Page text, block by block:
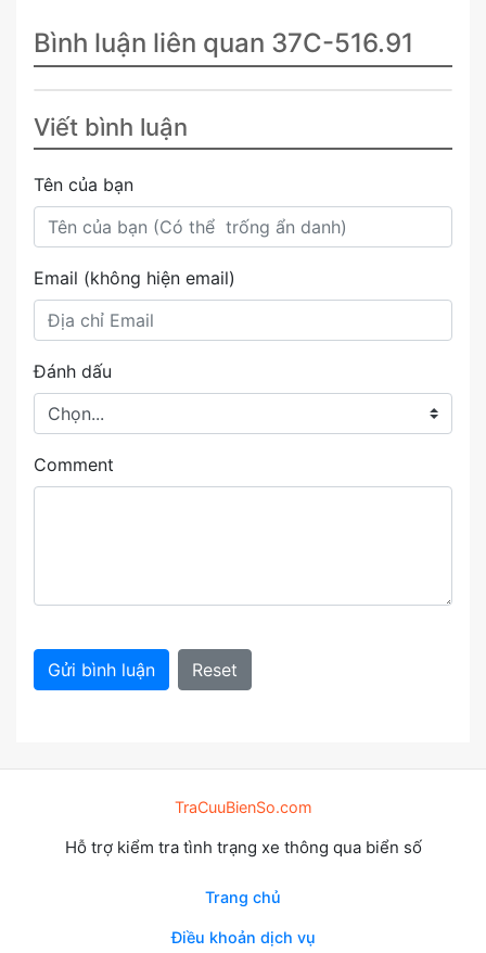
Bình luận liên quan 37C-516.91
Viết bình luận
Tên của bạn
Email (không hiện email)
Đánh dấu
Comment
Gửi bình luận Reset
TraCuuBienSo.com
Hỗ trợ kiểm tra tình trạng xe thông qua biển số
Trang chủ
Điều khoản dịch vụ